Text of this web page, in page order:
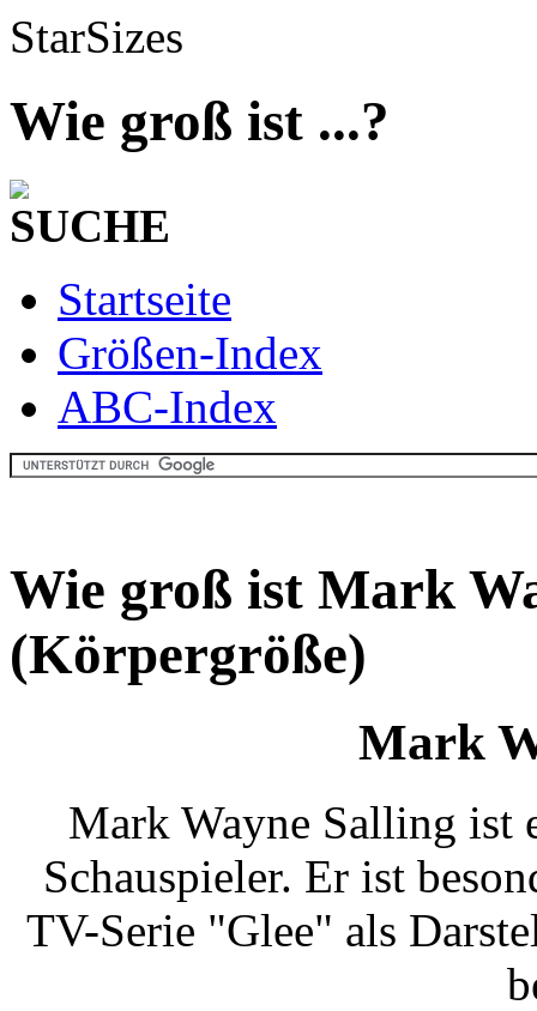
StarSizes
Wie groß ist ...?
SUCHE
Startseite
Größen-Index
ABC-Index
Wie groß ist Mark
(Körpergröße)
Mark
Mark Wayne Salling ist
Schauspieler. Er ist
TV-Serie "Glee" als